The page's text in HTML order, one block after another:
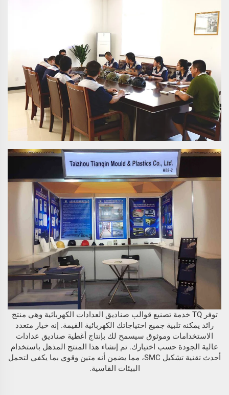
توفر TQ خدمة تصنيع قوالب صناديق العدادات الكهربائية وهي منتج
رائد يمكنه تلبية جميع احتياجاتك الكهربائية القيمة. إنه خيار متعدد
الاستخدامات وموثوق سيسمح لك بإنتاج أغطية صناديق عدادات
عالية الجودة حسب اختيارك. تم إنشاء هذا المنتج المذهل باستخدام
أحدث تقنية تشكيل SMC، مما يضمن أنه متين وقوي بما يكفي لتحمل
البيئات القاسية.